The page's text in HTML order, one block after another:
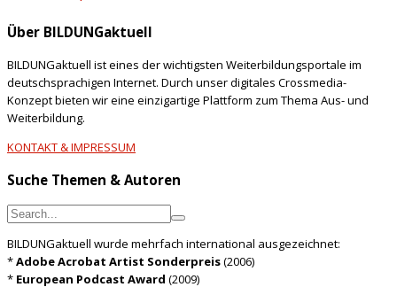
Über BILDUNGaktuell
BILDUNGaktuell ist eines der wichtigsten Weiterbildungsportale im
deutschsprachigen Internet. Durch unser digitales Crossmedia-
Konzept bieten wir eine einzigartige Plattform zum Thema Aus- und
Weiterbildung.
KONTAKT & IMPRESSUM
Suche Themen & Autoren
BILDUNGaktuell wurde mehrfach international ausgezeichnet:
*Adobe Acrobat Artist Sonderpreis(2006)
* European Podcast Award (2009)